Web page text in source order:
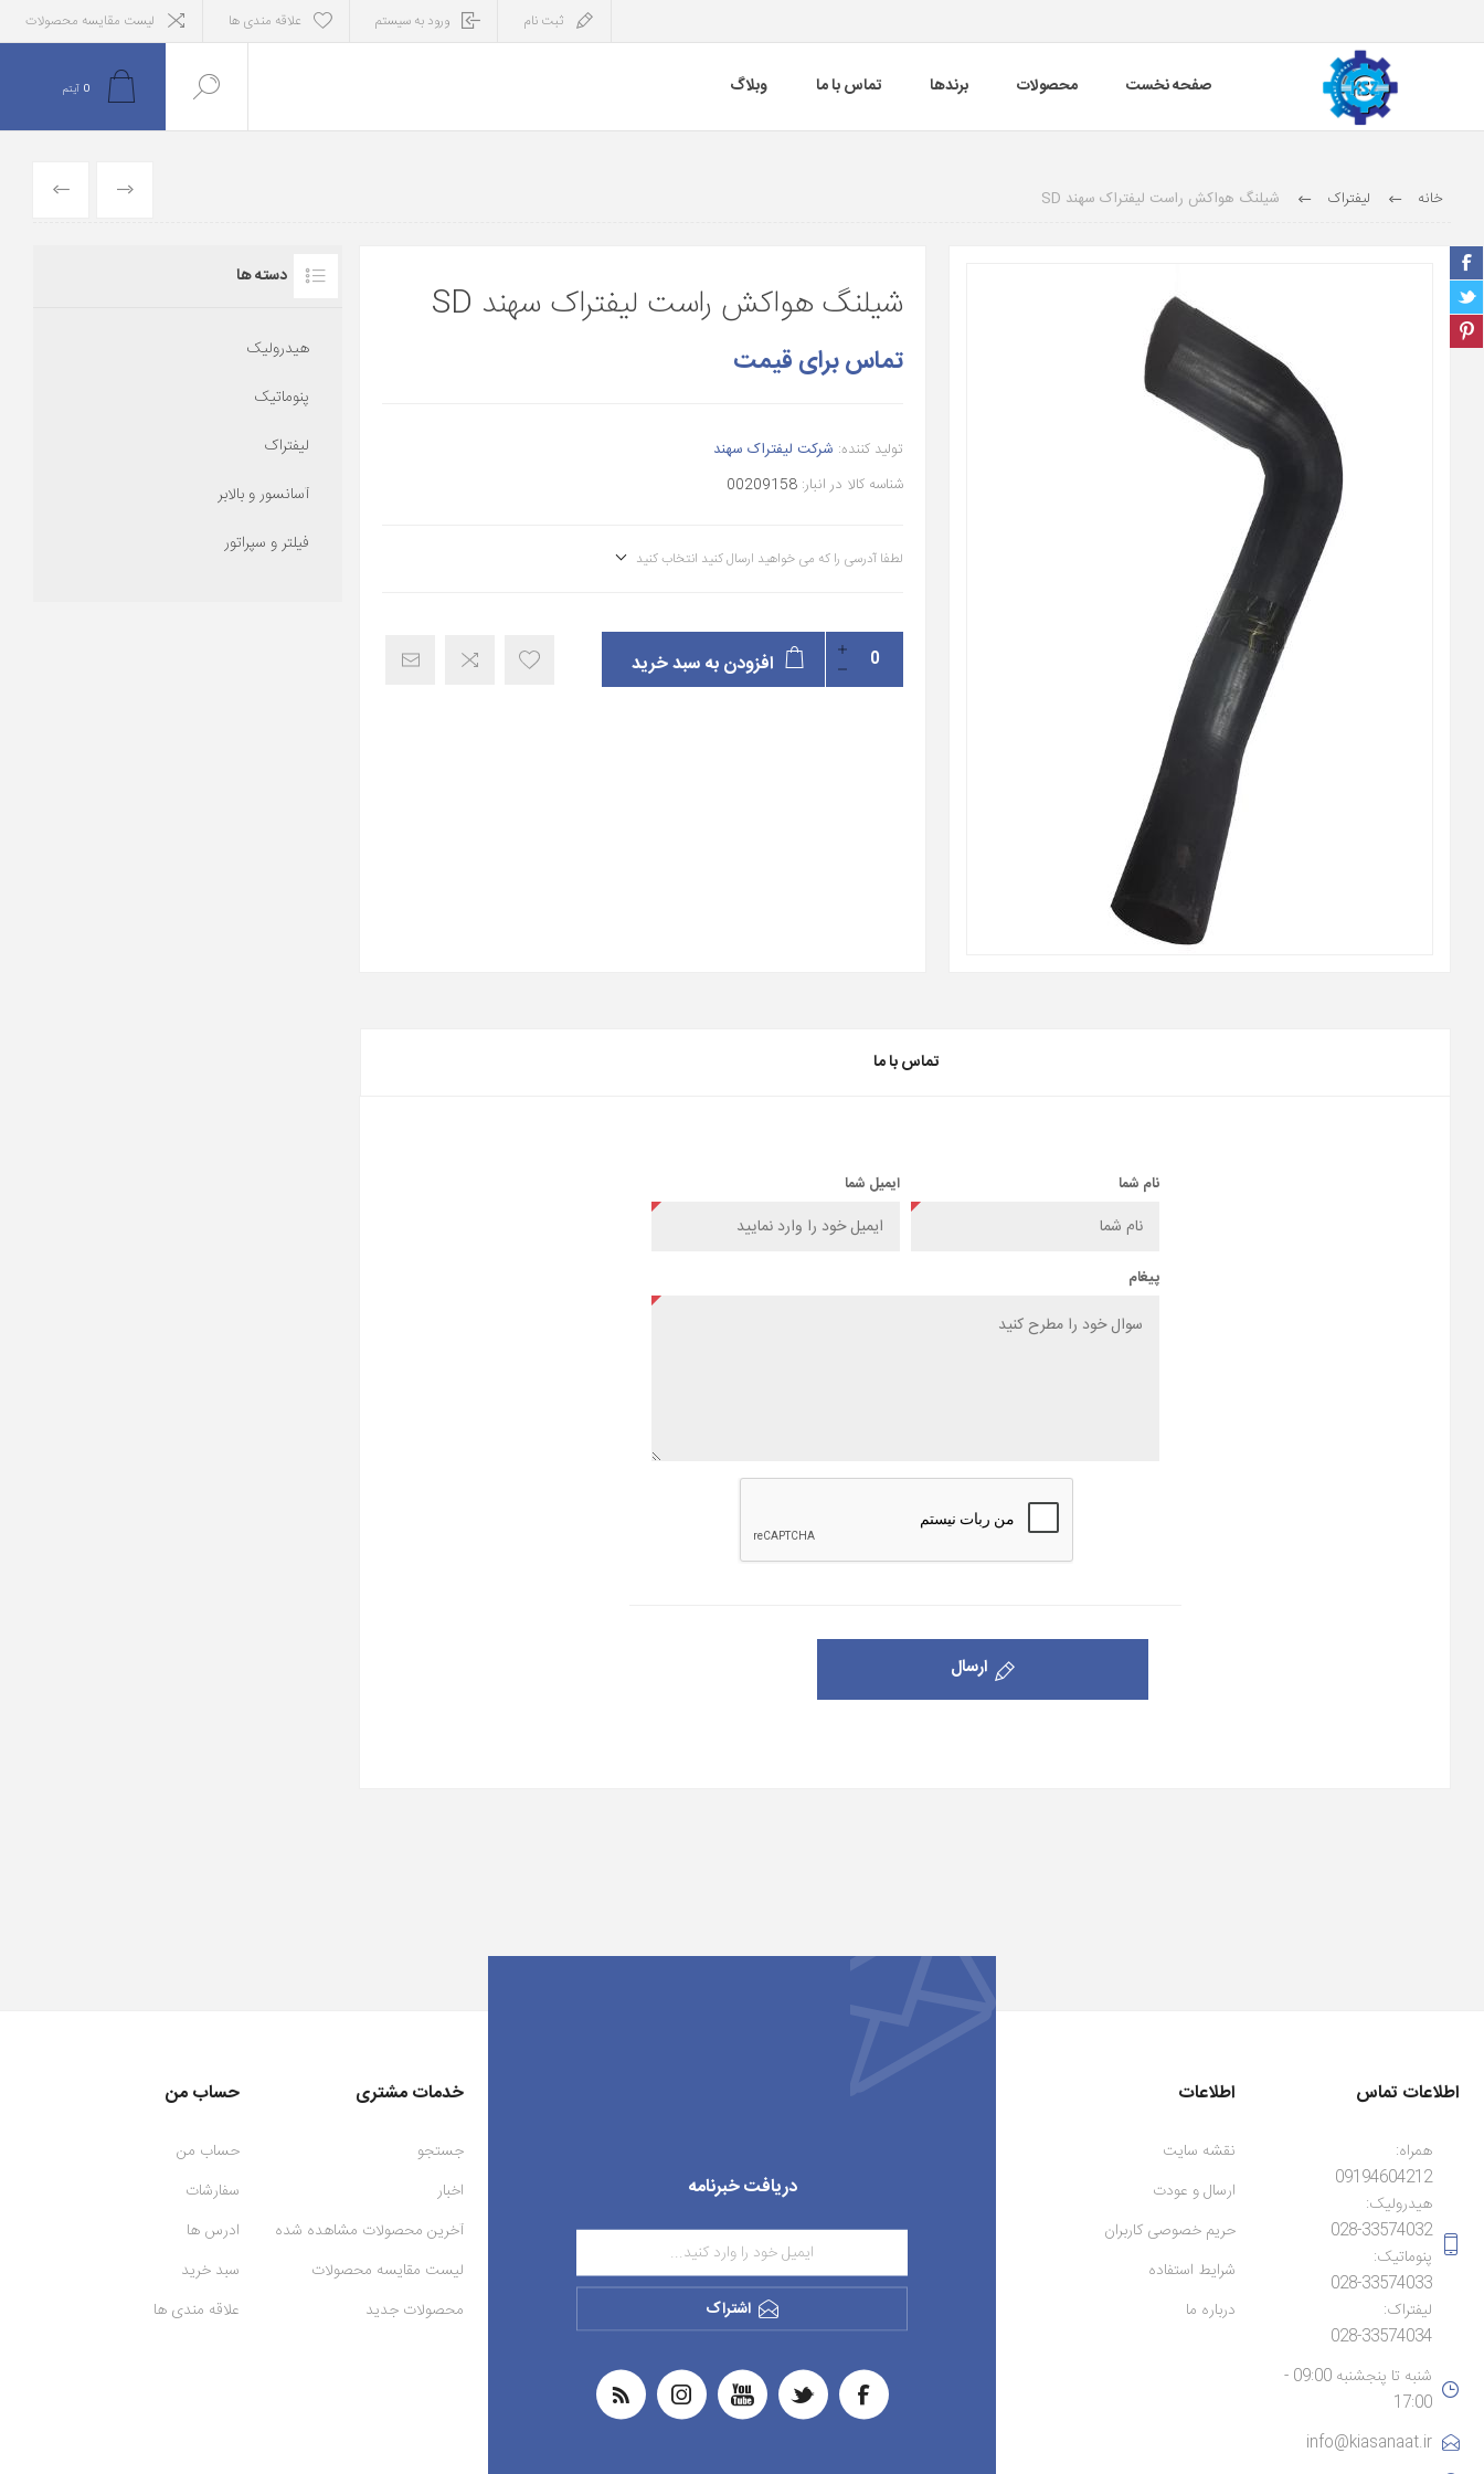
ثبت نام ورود به سیستم علاقه مندی ها لیست مقایسه محصولات
صفحه نخست محصولات برندها تماس با ما وبلاگ 0 آیتم
خانه لیفتراک شیلنگ هواکش راست لیفتراک سهند SD بعدی
شیلنگ هواکش راست لیفتراک سهند SD
تماس برای قیمت
تولید کننده: شرکت لیفتراک سهند
شناسه کالا در انبار: 00209158
لطفا آدرسی را که می خواهید ارسال کنید انتخاب کنید
افزودن به سبد خرید
تماس با ما
نام شما ایمیل شما
پیغام
ارسال
دسته ها
هیدرولیک
پنوماتیک
لیفتراک
آسانسور و بالابر
فیلتر و سپراتور
دریافت خبرنامه
اشتراک
اطلاعات تماس
همراه:
09194604212
هیدرولیک:
028-33574032
پنوماتیک:
028-33574033
لیفتراک:
028-33574034
شنبه تا پنجشنبه 09:00 -
17:00
info@kiasanaat.ir
اطلاعات
نقشه سایت
ارسال و عودت
حریم خصوصی کاربران
شرایط استفاده
درباره ما
خدمات مشتری
جستجو
اخبار
آخرین محصولات مشاهده شده
لیست مقایسه محصولات
محصولات جدید
حساب من
حساب من
سفارشات
ادرس ها
سبد خرید
علاقه مندی ها